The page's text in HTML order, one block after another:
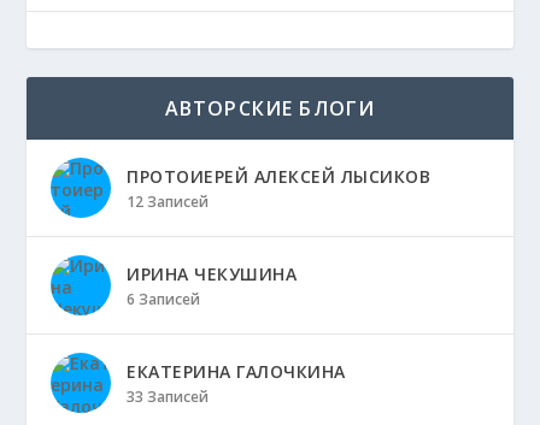
АВТОРСКИЕ БЛОГИ
ПРОТОИЕРЕЙ АЛЕКСЕЙ ЛЫСИКОВ
12 Записей
ИРИНА ЧЕКУШИНА
6 Записей
ЕКАТЕРИНА ГАЛОЧКИНА
33 Записей